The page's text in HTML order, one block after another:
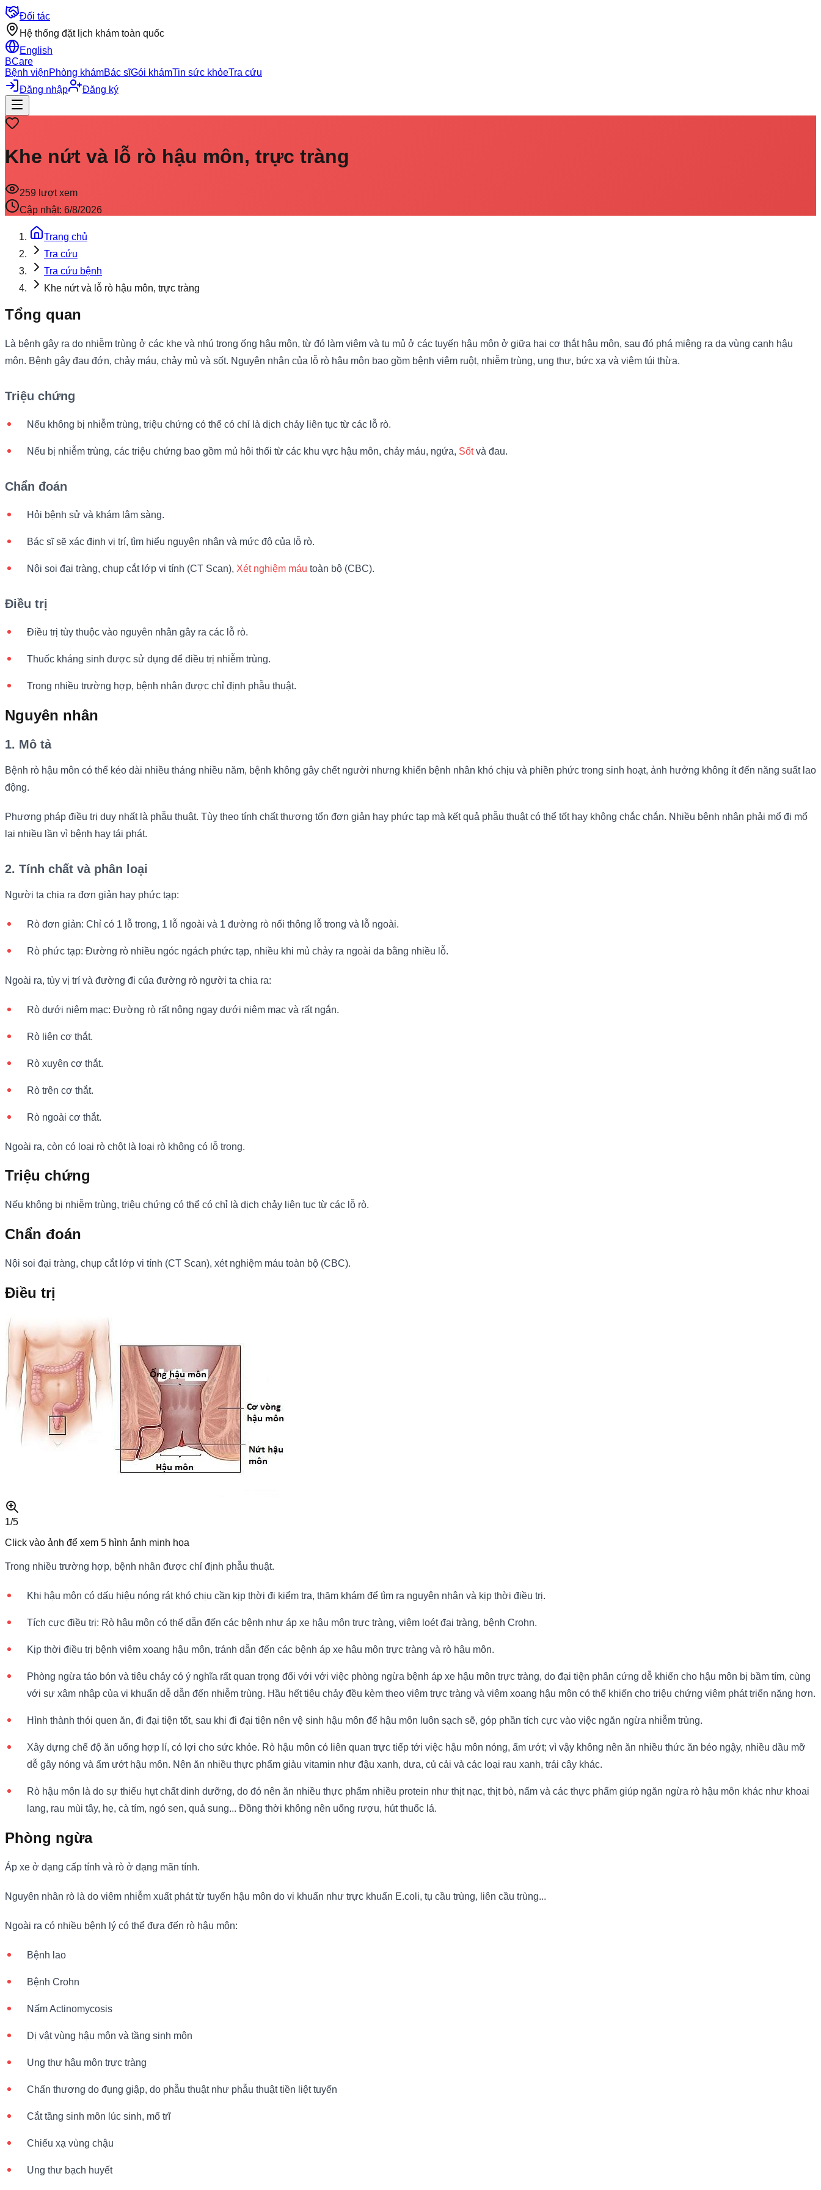
Đối tác
Hệ thống đặt lịch khám toàn quốc
English
BCare
Bệnh việnPhòng khámBác sĩGói khámTin sức khỏeTra cứu
Đăng nhập
Đăng ký
Khe nứt và lỗ rò hậu môn, trực tràng
259 lượt xem
Cập nhật: 6/8/2026
Trang chủ
Tra cứu
Tra cứu bệnh
Khe nứt và lỗ rò hậu môn, trực tràng
Tổng quan
Là bệnh gây ra do nhiễm trùng ở các khe và nhú trong ống hậu môn, từ đó làm viêm và tụ mủ ở các tuyến hậu môn ở giữa hai cơ thắt hậu môn, sau đó phá miệng ra da vùng cạnh hậu
môn. Bệnh gây đau đớn, chảy máu, chảy mủ và sốt. Nguyên nhân của lỗ rò hậu môn bao gồm bệnh viêm ruột, nhiễm trùng, ung thư, bức xạ và viêm túi thừa.
Triệu chứng
Nếu không bị nhiễm trùng, triệu chứng có thể có chỉ là dịch chảy liên tục từ các lỗ rò.
Nếu bị nhiễm trùng, các triệu chứng bao gồm mủ hôi thối từ các khu vực hậu môn, chảy máu, ngứa, Sốtvà đau.
Chẩn đoán
Hỏi bệnh sử và khám lâm sàng.
Bác sĩ sẽ xác định vị trí, tìm hiểu nguyên nhân và mức độ của lỗ rò.
Nội soi đại tràng, chụp cắt lớp vi tính (CT Scan), Xét nghiệm máu toàn bộ (CBC).
Điều trị
Điều trị tùy thuộc vào nguyên nhân gây ra các lỗ rò.
Thuốc kháng sinh được sử dụng để điều trị nhiễm trùng.
Trong nhiều trường hợp, bệnh nhân được chỉ định phẫu thuật.
Nguyên nhân
1. Mô tả
Bệnh rò hậu môn có thể kéo dài nhiều tháng nhiều năm, bệnh không gây chết người nhưng khiến bệnh nhân khó chịu và phiền phức trong sinh hoạt, ảnh hưởng không ít đến năng suất lao
động.
Phương pháp điều trị duy nhất là phẫu thuật. Tùy theo tính chất thương tổn đơn giản hay phức tạp mà kết quả phẫu thuật có thể tốt hay không chắc chắn. Nhiều bệnh nhân phải mổ đi mổ
lại nhiều lần vì bệnh hay tái phát.
2. Tính chất và phân loại
Người ta chia ra đơn giản hay phức tạp:
Rò đơn giản: Chỉ có 1 lỗ trong, 1 lỗ ngoài và 1 đường rò nối thông lỗ trong và lỗ ngoài.
Rò phức tạp: Đường rò nhiều ngóc ngách phức tạp, nhiều khi mủ chảy ra ngoài da bằng nhiều lỗ.
Ngoài ra, tùy vị trí và đường đi của đường rò người ta chia ra:
Rò dưới niêm mạc: Đường rò rất nông ngay dưới niêm mạc và rất ngắn.
Rò liên cơ thắt.
Rò xuyên cơ thắt.
Rò trên cơ thắt.
Rò ngoài cơ thắt.
Ngoài ra, còn có loại rò chột là loại rò không có lỗ trong.
Triệu chứng
Nếu không bị nhiễm trùng, triệu chứng có thể có chỉ là dịch chảy liên tục từ các lỗ rò.
Chẩn đoán
Nội soi đại tràng, chụp cắt lớp vi tính (CT Scan), xét nghiệm máu toàn bộ (CBC).
Điều trị
1/5
Click vào ảnh để xem 5 hình ảnh minh họa
Trong nhiều trường hợp, bệnh nhân được chỉ định phẫu thuật.
Khi hậu môn có dấu hiệu nóng rát khó chịu cần kịp thời đi kiểm tra, thăm khám để tìm ra nguyên nhân và kịp thời điều trị.
Tích cực điều trị: Rò hậu môn có thể dẫn đến các bệnh như áp xe hậu môn trực tràng, viêm loét đại tràng, bệnh Crohn.
Kịp thời điều trị bệnh viêm xoang hậu môn, tránh dẫn đến các bệnh áp xe hậu môn trực tràng và rò hậu môn.
Phòng ngừa táo bón và tiêu chảy có ý nghĩa rất quan trọng đối với với việc phòng ngừa bệnh áp xe hậu môn trực tràng, do đại tiện phân cứng dễ khiến cho hậu môn bị bầm tím, cùng
với sự xâm nhập của vi khuẩn dễ dẫn đến nhiễm trùng. Hầu hết tiêu chảy đều kèm theo viêm trực tràng và viêm xoang hậu môn có thể khiến cho triệu chứng viêm phát triển nặng hơn.
Hình thành thói quen ăn, đi đại tiện tốt, sau khi đi đại tiện nên vệ sinh hậu môn để hậu môn luôn sạch sẽ, góp phần tích cực vào việc ngăn ngừa nhiễm trùng.
Xây dựng chế độ ăn uống hợp lí, có lợi cho sức khỏe. Rò hậu môn có liên quan trực tiếp tới việc hậu môn nóng, ẩm ướt; vì vậy không nên ăn nhiều thức ăn béo ngậy, nhiều dầu mỡ
dễ gây nóng và ẩm ướt hậu môn. Nên ăn nhiều thực phẩm giàu vitamin như đậu xanh, dưa, củ cải và các loại rau xanh, trái cây khác.
Rò hậu môn là do sự thiếu hụt chất dinh dưỡng, do đó nên ăn nhiều thực phẩm nhiều protein như thịt nạc, thịt bò, nấm và các thực phẩm giúp ngăn ngừa rò hậu môn khác như khoai
lang, rau mùi tây, hẹ, cà tím, ngó sen, quả sung... Đồng thời không nên uống rượu, hút thuốc lá.
Phòng ngừa
Áp xe ở dạng cấp tính và rò ở dạng mãn tính.
Nguyên nhân rò là do viêm nhiễm xuất phát từ tuyến hậu môn do vi khuẩn như trực khuẩn E.coli, tụ cầu trùng, liên cầu trùng...
Ngoài ra có nhiều bệnh lý có thể đưa đến rò hậu môn:
Bệnh lao
Bệnh Crohn
Nấm Actinomycosis
Dị vật vùng hậu môn và tầng sinh môn
Ung thư hậu môn trực tràng
Chấn thương do đụng giập, do phẫu thuật như phẫu thuật tiền liệt tuyến
Cắt tầng sinh môn lúc sinh, mổ trĩ
Chiếu xạ vùng chậu
Ung thư bạch huyết